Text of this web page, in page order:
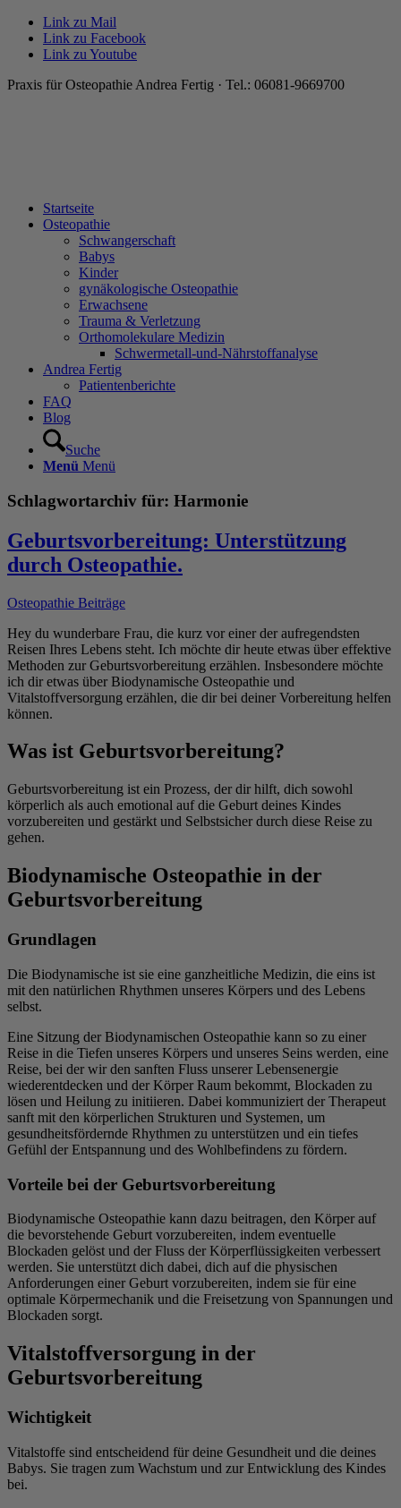
Link zu Mail
Link zu Facebook
Link zu Youtube
Praxis für Osteopathie Andrea Fertig · Tel.: 06081-9669700
Startseite
Osteopathie
Schwangerschaft
Babys
Kinder
gynäkologische Osteopathie
Erwachsene
Trauma & Verletzung
Orthomolekulare Medizin
Schwermetall-und-Nährstoffanalyse
Andrea Fertig
Patientenberichte
FAQ
Blog
Suche
Menü Menü
Schlagwortarchiv für: Harmonie
Geburtsvorbereitung: Unterstützung
durch Osteopathie.
Osteopathie Beiträge
Hey du wunderbare Frau, die kurz vor einer der aufregendsten
Reisen Ihres Lebens steht. Ich möchte dir heute etwas über effektive
Methoden zur Geburtsvorbereitung erzählen. Insbesondere möchte
ich dir etwas über Biodynamische Osteopathie und
Vitalstoffversorgung erzählen, die dir bei deiner Vorbereitung helfen
können.
Was ist Geburtsvorbereitung?
Geburtsvorbereitung ist ein Prozess, der dir hilft, dich sowohl
körperlich als auch emotional auf die Geburt deines Kindes
vorzubereiten und gestärkt und Selbstsicher durch diese Reise zu
gehen.
Biodynamische Osteopathie in der
Geburtsvorbereitung
Grundlagen
Die Biodynamische ist sie eine ganzheitliche Medizin, die eins ist
mit den natürlichen Rhythmen unseres Körpers und des Lebens
selbst.
Eine Sitzung der Biodynamischen Osteopathie kann so zu einer
Reise in die Tiefen unseres Körpers und unseres Seins werden, eine
Reise, bei der wir den sanften Fluss unserer Lebensenergie
wiederentdecken und der Körper Raum bekommt, Blockaden zu
lösen und Heilung zu initiieren. Dabei kommuniziert der Therapeut
sanft mit den körperlichen Strukturen und Systemen, um
gesundheitsfördernde Rhythmen zu unterstützen und ein tiefes
Gefühl der Entspannung und des Wohlbefindens zu fördern.
Vorteile bei der Geburtsvorbereitung
Biodynamische Osteopathie kann dazu beitragen, den Körper auf
die bevorstehende Geburt vorzubereiten, indem eventuelle
Blockaden gelöst und der Fluss der Körperflüssigkeiten verbessert
werden. Sie unterstützt dich dabei, dich auf die physischen
Anforderungen einer Geburt vorzubereiten, indem sie für eine
optimale Körpermechanik und die Freisetzung von Spannungen und
Blockaden sorgt.
Vitalstoffversorgung in der
Geburtsvorbereitung
Wichtigkeit
Vitalstoffe sind entscheidend für deine Gesundheit und die deines
Babys. Sie tragen zum Wachstum und zur Entwicklung des Kindes
bei.